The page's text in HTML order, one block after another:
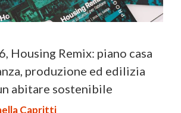
Housing Remix: piano casa
produzione ed edilizia
abitare sostenibile
Capritti